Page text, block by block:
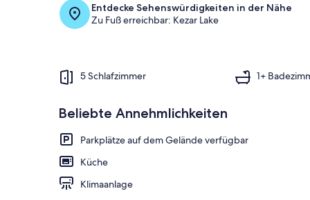
Entdecke Sehenswürdigkeiten in der Nähe
Zu Fuß erreichbar: Kezar Lake
5 Schlafzimmer 1+
Beliebte Annehmlichkeiten
Parkplätze auf dem Gelände verfügbar
Küche
Klimaanlage